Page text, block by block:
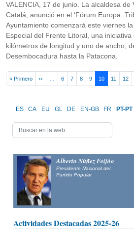
VALENCIA, 17 de junio. La alcaldesa de
Catalá, anunció en el ‘Fórum Europa.
Ayuntamiento comenzará este viernes
Especial del Frente Litoral, una
kilómetros de longitud y uno de ancho,
Desembocadura hasta la Patacona.
Pagination
« PrimeroFirst page
‹‹ Previous page
6 7 8 9 10 11 12
ES CA EU GL DE EN-GB FR PT-PT
Alberto Núñez Feijóo
Presidente Nacional del
Partido Popular
Actividades Destacadas 2025-26